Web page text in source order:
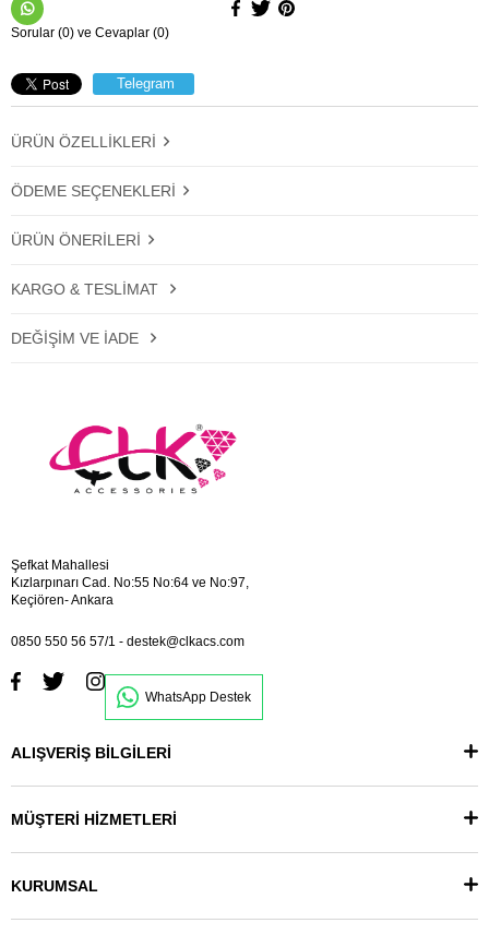
Sorular (0) ve Cevaplar (0)
Telegram
ÜRÜN ÖZELLIKLERI
ÖDEME SEÇENEKLERI
ÜRÜN ÖNERILERI
KARGO & TESLIMAT
DEĞIŞIM VE İADE
Şefkat Mahallesi
Kızlarpınarı Cad. No:55 No:64 ve No:97,
Keçiören- Ankara
0850 550 56 57/1 - destek@clkacs.com
WhatsApp Destek
ALIŞVERİŞ BİLGİLERİ
MÜŞTERİ HİZMETLERİ
KURUMSAL